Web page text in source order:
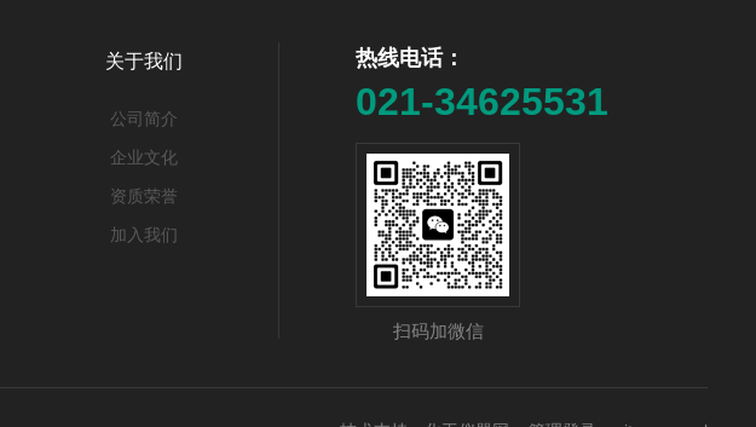
热线电话：
021-34625531
扫码加微信
关于我们
公司简介
企业文化
资质荣誉
加入我们